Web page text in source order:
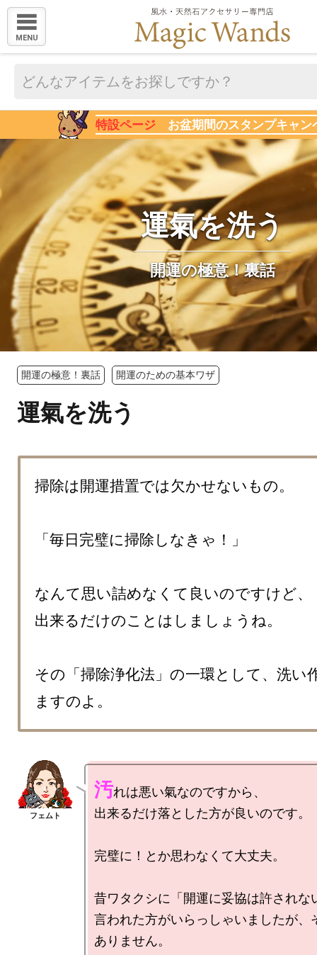
MENU
特設ページ お盆期間のスタンプキャン
運氣を洗う
開運の極意！裏話
開運の極意！裏話 開運のための基本ワザ
運氣を洗う
掃除は開運措置では欠かせないもの。
「毎日完璧に掃除しなきゃ！」
なんて思い詰めなくて良いのですけど、
出来るだけのことはしましょうね。
その「掃除浄化法」の一環として、洗い
ますのよ。
汚れは悪い氣なのですから、
出来るだけ落とした方が良いのです。
完璧に！とか思わなくて大丈夫。
昔ワタクシに「開運に妥協は許されな
言われた方がいらっしゃいましたが、
ありません。